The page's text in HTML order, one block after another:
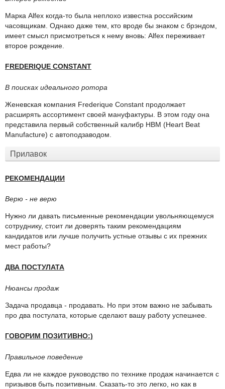
Марка Alfex когда-то была неплохо известна российским
часовщикам. Однако даже тем, кто вроде бы знаком с брэндом,
имеет смысл присмотреться к нему вновь: Alfex переживает
второе рождение.
FREDERIQUE CONSTANT
В поисках идеального ротора
Женевская компания Frederique Constant продолжает
расширять ассортимент своей мануфактуры. В этом году она
представила первый собственный калибр HBM (Heart Beat
Manufacture) с автоподзаводом.
Прилавок
РЕКОМЕНДАЦИИ
Верю - не верю
Нужно ли давать письменные рекомендации увольняющемуся
сотруднику, стоит ли доверять таким рекомендациям
кандидатов или лучше получить устные отзывы с их прежних
мест работы?
ДВА ПОСТУЛАТА
Нюансы продаж
Задача продавца - продавать. Но при этом важно не забывать
про два постулата, которые сделают вашу работу успешнее.
ГОВОРИМ ПОЗИТИВНО:)
Правильное поведение
Едва ли не каждое руководство по технике продаж начинается с
призывов быть позитивным. Сказать-то это легко, но как в